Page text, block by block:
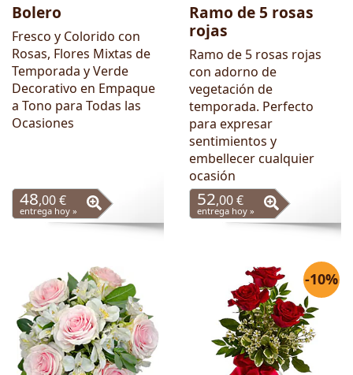
Bolero
Fresco y Colorido con
Rosas, Flores Mixtas de
Temporada y Verde
Decorativo en Empaque
a Tono para Todas las
Ocasiones
48,00 €
entrega hoy »
Ramo de 5 rosas
rojas
Ramo de 5 rosas rojas
con adorno de
vegetación de
temporada. Perfecto
para expresar
sentimientos y
embellecer cualquier
ocasión
52,00 €
entrega hoy »
-10%